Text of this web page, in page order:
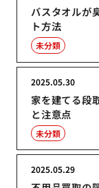
バスタオルが
ト方法
未分類
家を建てる段
と注意点
2025.05.30
未分類
2025.05.29